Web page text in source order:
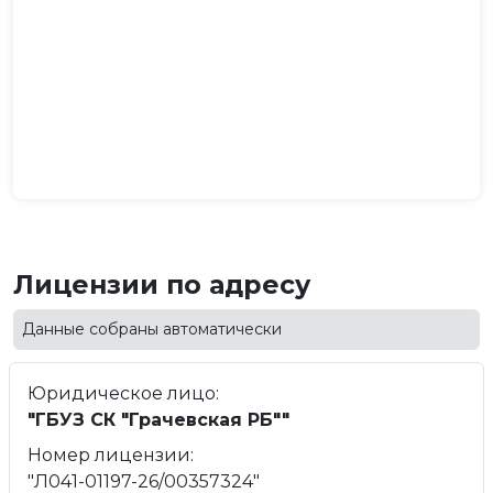
Лицензии по адресу
Данные собраны автоматически
Юридическое лицо:
"ГБУЗ СК "Грачевская РБ""
Номер лицензии:
"Л041-01197-26/00357324"